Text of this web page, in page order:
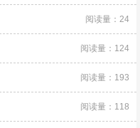
阅读量：24
阅读量：124
阅读量：193
阅读量：118